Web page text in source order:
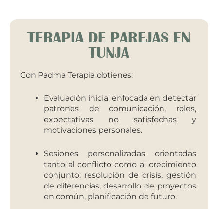
TERAPIA DE PAREJAS EN
TUNJA
Con Padma Terapia obtienes:
Evaluación inicial enfocada en detectar
patrones de comunicación, roles,
expectativas no satisfechas y
motivaciones personales.
Sesiones personalizadas orientadas
tanto al conflicto como al crecimiento
conjunto: resolución de crisis, gestión
de diferencias, desarrollo de proyectos
en común, planificación de futuro.